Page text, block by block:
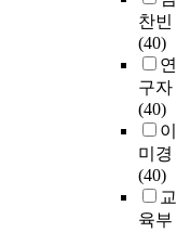
찬빈
(40)
연
구자
(40)
이
미경
(40)
교
육부